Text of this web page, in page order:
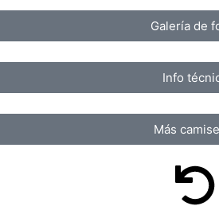
Galería de
Info
Más